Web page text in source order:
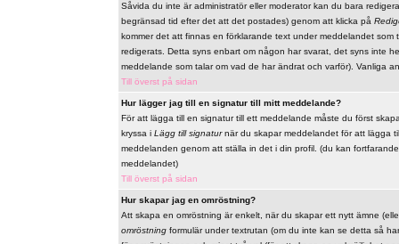
Såvida du inte är administratör eller moderator kan du bara
begränsad tid efter det att det postades) genom att klicka på
kommer det att finnas en förklarande text under meddelandet
redigerats. Detta syns enbart om någon har svarat, det syns inte
meddelande som talar om vad de har ändrat och varför). Vanliga
Till överst på sidan
Hur lägger jag till en signatur till mitt meddelande?
För att lägga till en signatur till ett meddelande måste du först
kryssa i Lägg till signaturnär du skapar meddelandet för att lägga
meddelanden genom att ställa in det i din profil. (du kan
meddelandet)
Till överst på sidan
Hur skapar jag en omröstning?
Att skapa en omröstning är enkelt, när du skapar ett nytt ämne
omröstningformulär under textrutan (om du inte kan se detta så